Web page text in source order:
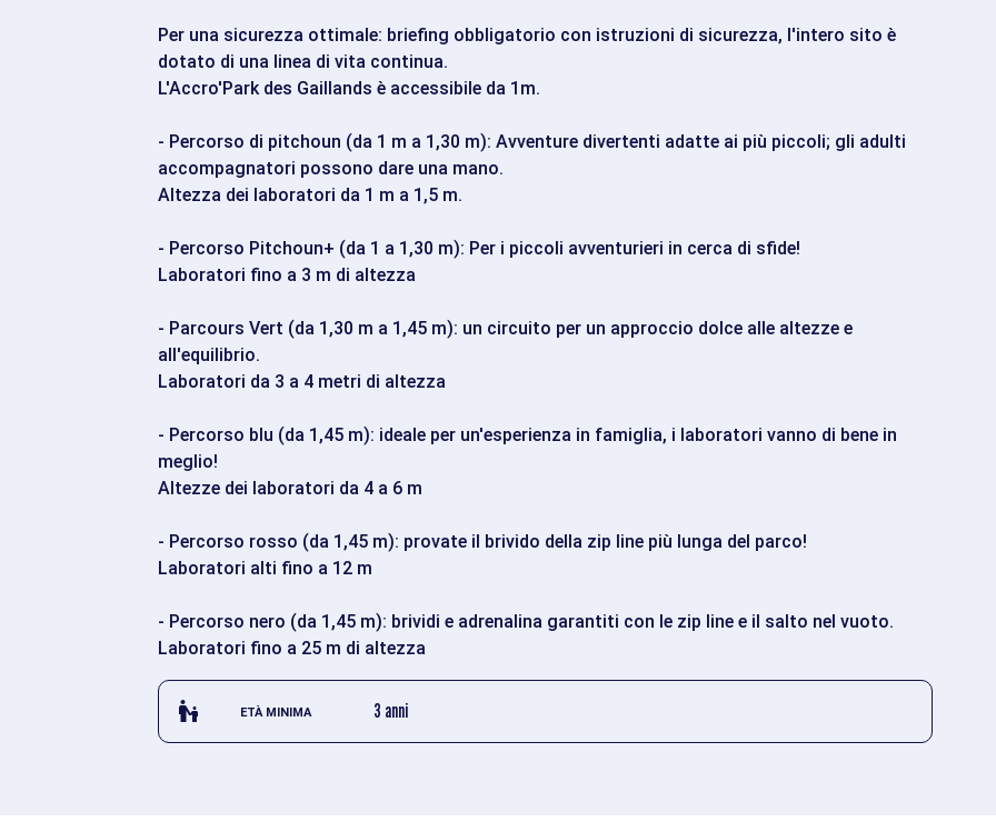
Per una sicurezza ottimale: briefing obbligatorio con istruzioni di sicurezza, l'intero sito è
dotato di una linea di vita continua.
L'Accro'Park des Gaillands è accessibile da 1m.
- Percorso di pitchoun (da 1 m a 1,30 m): Avventure divertenti adatte ai più piccoli; gli adulti
accompagnatori possono dare una mano.
Altezza dei laboratori da 1 m a 1,5 m.
- Percorso Pitchoun+ (da 1 a 1,30 m): Per i piccoli avventurieri in cerca di sfide!
Laboratori fino a 3 m di altezza
- Parcours Vert (da 1,30 m a 1,45 m): un circuito per un approccio dolce alle altezze e
all'equilibrio.
Laboratori da 3 a 4 metri di altezza
- Percorso blu (da 1,45 m): ideale per un'esperienza in famiglia, i laboratori vanno di bene in
meglio!
Altezze dei laboratori da 4 a 6 m
- Percorso rosso (da 1,45 m): provate il brivido della zip line più lunga del parco!
Laboratori alti fino a 12 m
- Percorso nero (da 1,45 m): brividi e adrenalina garantiti con le zip line e il salto nel vuoto.
Laboratori fino a 25 m di altezza
escalator_warning_black
ETÀ MINIMA 3 anni